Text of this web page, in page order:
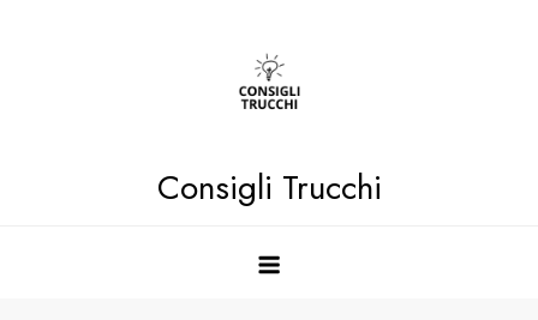
Consigli Trucchi